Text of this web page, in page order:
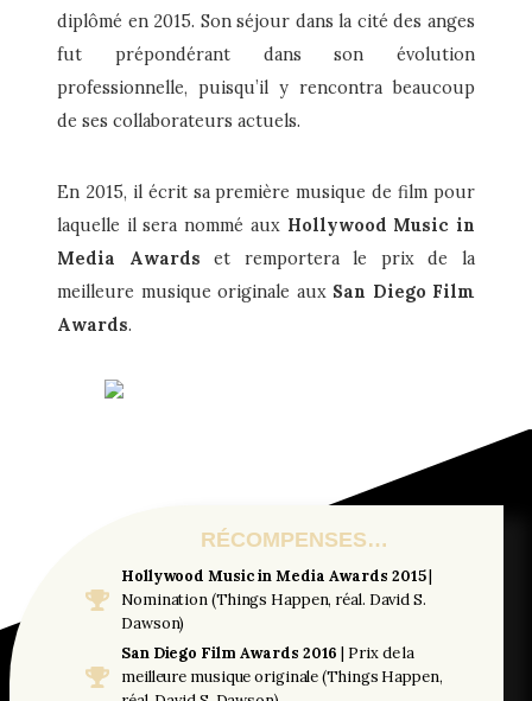
diplômé en 2015. Son séjour dans la cité des anges
fut prépondérant dans son évolution
professionnelle, puisqu’il y rencontra beaucoup
de ses collaborateurs actuels.
En 2015, il écrit sa première musique de film pour
laquelle il sera nommé aux Hollywood Music in
Media Awards et remportera le prix de la
meilleure musique originale aux San Diego Film
Awards.
RÉCOMPENSES…
Hollywood Music in Media Awards 2015|
Nomination (Things Happen, réal. David S.
Dawson)
San Diego Film Awards 2016 | Prix de la
meilleure musique originale (Things Happen,